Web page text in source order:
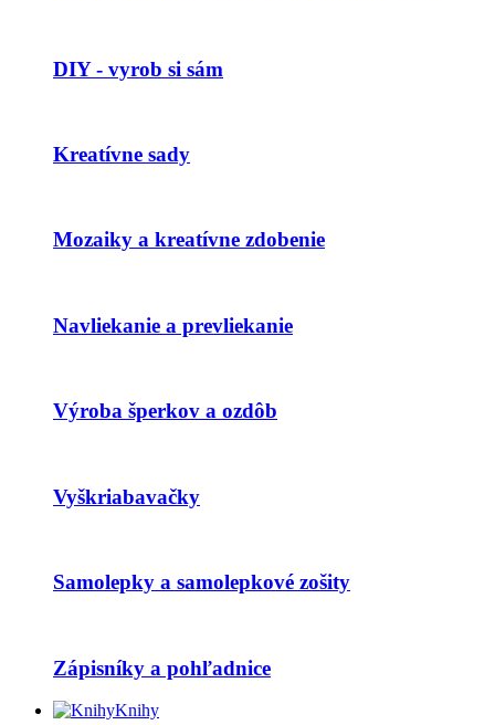
DIY - vyrob si sám
Kreatívne sady
Mozaiky a kreatívne zdobenie
Navliekanie a prevliekanie
Výroba šperkov a ozdôb
Vyškriabavačky
Samolepky a samolepkové zošity
Zápisníky a pohľadnice
Knihy